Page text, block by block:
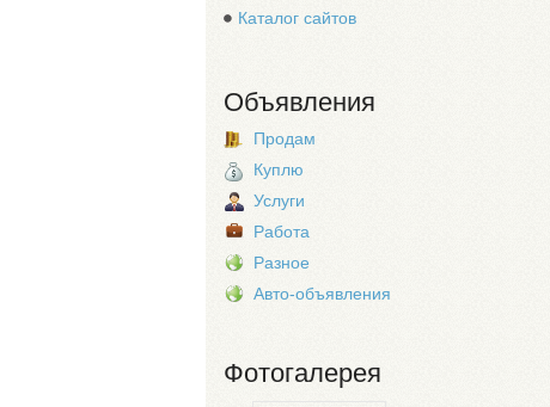
Каталог сайтов
Объявления
Продам
Куплю
Услуги
Работа
Разное
Авто-объявления
Фотогалерея